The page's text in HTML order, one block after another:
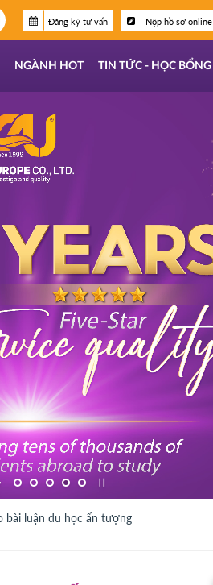
Đăng ký tư vấn Nộp hồ sơ online
NGÀNH HOT TIN TỨC - HỌC BỔNG
bài luận du học ấn tượng